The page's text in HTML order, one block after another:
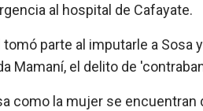
al hospital de Cafayate.
parte al imputarle a Sosa
Mamaní, el delito de
como la mujer se encuentran